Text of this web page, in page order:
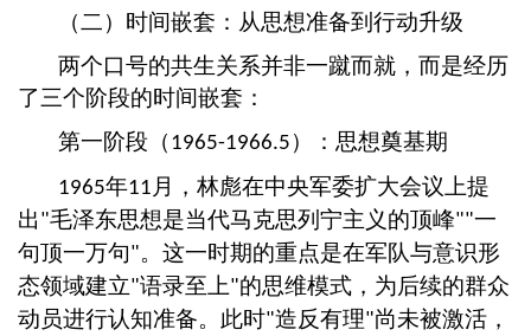
（二）时间嵌套：从思想准备到行动升级
两个口号的共生关系并非一蹴而就，而是经历
了三个阶段的时间嵌套：
第一阶段（ 1965-1966.5 ）：思想奠基期
1965年11 月，林彪在中央军委扩大会议上提
出 "毛泽东思想是当代马克思列宁主义的顶峰""一
句顶一万句"。这一时期的重点是在军队与意识形
态领域建立"语录至上"的思维模式，为后续的群众
动员进行认知准备。此时"造反有理"尚未被激活，